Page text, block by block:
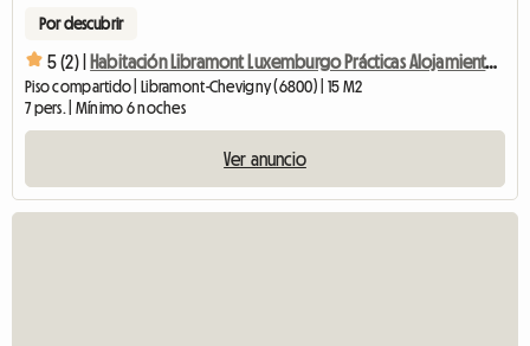
Por descubrir
5 (2) | Habitación Libramont Luxemburgo Prácticas Alojamiento compartido
Piso compartido | Libramont-Chevigny (6800) | 15 M2
7 pers. | Mínimo 6 noches
Ver anuncio